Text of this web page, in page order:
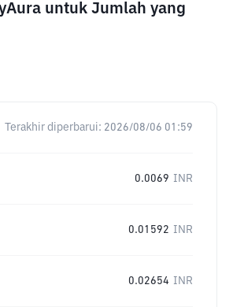
untuk Jumlah yang
Terakhir diperbarui: 2026/08/06 01:59
0.0069 INR
0.01592 INR
0.02654 INR